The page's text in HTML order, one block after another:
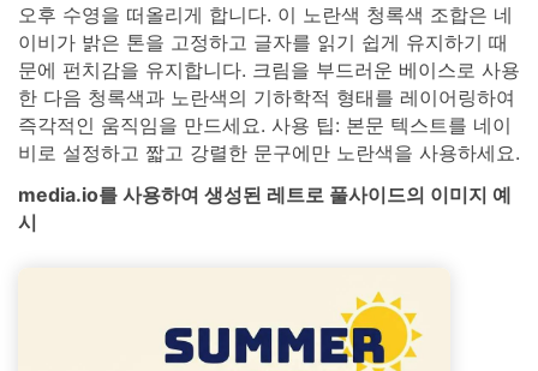
오후 수영을 떠올리게 합니다. 이 노란색 청록색 조합은 네
이비가 밝은 톤을 고정하고 글자를 읽기 쉽게 유지하기 때
문에 펀치감을 유지합니다. 크림을 부드러운 베이스로 사용
한 다음 청록색과 노란색의 기하학적 형태를 레이어링하여
즉각적인 움직임을 만드세요. 사용 팁: 본문 텍스트를 네이
비로 설정하고 짧고 강렬한 문구에만 노란색을 사용하세요.
media.io를 사용하여 생성된 레트로 풀사이드의 이미지 예
시